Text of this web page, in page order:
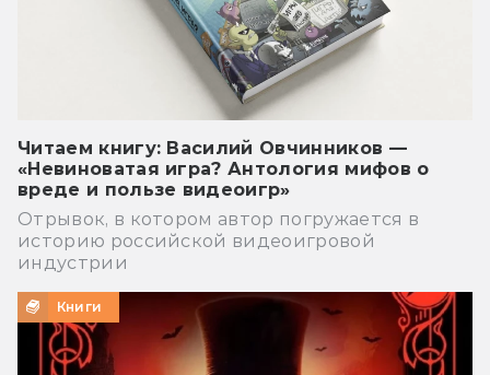
Читаем книгу: Василий Овчинников —
«Невиноватая игра? Антология мифов о
вреде и пользе видеоигр»
Отрывок, в котором автор погружается в
историю российской видеоигровой
индустрии
Книги